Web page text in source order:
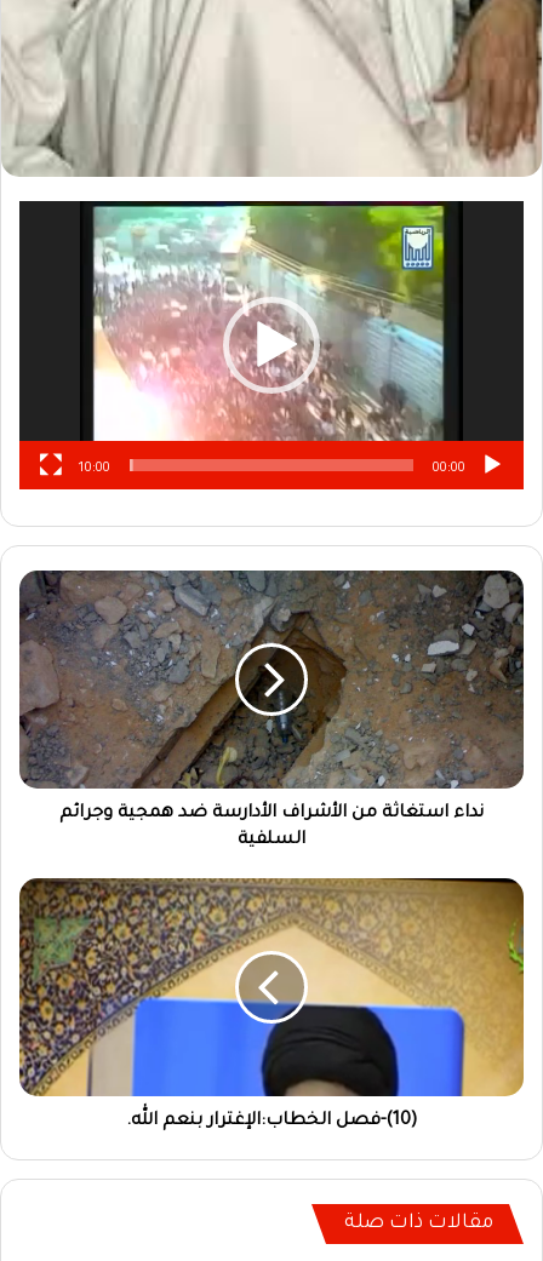
00:00
10:00
نداء استغاثة من الأشراف الأدارسة ضد همجية وجرائم
السلفية
(10)-فصل الخطاب:الإغترار بنعم الله.
مقالات ذات صلة